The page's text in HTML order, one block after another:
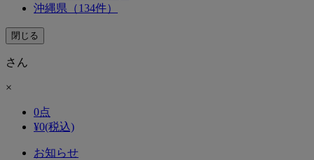
沖縄県（134件）
閉じる
さん
×
0点
¥0(税込)
お知らせ